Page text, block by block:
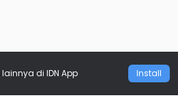
lainnya di IDN App Install